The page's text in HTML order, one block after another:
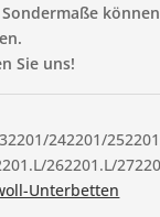
Sie uns!
242201/
262201.L/
Unterbetten